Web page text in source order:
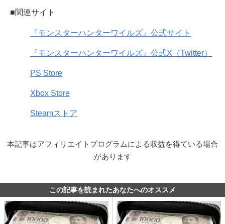
■関連サイト
『モンスターハンターワイルズ』公式サイト
『モンスターハンターワイルズ』公式X（Twitter）
PS Store
Xbox Store
Steamストア
本記事はアフィリエイトプログラムによる収益を得ている場合
があります
この記事を読まれたあなたへのオススメ